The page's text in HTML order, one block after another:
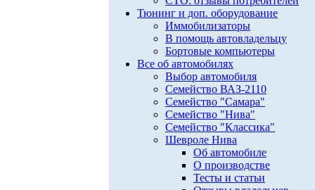
Тюнинг и доп. оборудование
Иммобилизаторы
В помощь автовладельцу
Бортовые компьютеры
Все об автомобилях
Выбор автомобиля
Семейство ВАЗ-2110
Семейство "Самара"
Семейство "Нива"
Семейство "Классика"
Шевроле Нива
Об автомобиле
О производстве
Тесты и статьи